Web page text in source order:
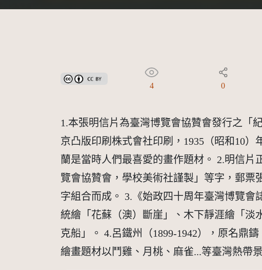
創用CC姓名標示 3.0 台灣及其後版本(CC BY 3.0 TW +)
4 0
1.本張明信片為臺灣博覽會協贊會發行之「
京凸版印刷株式會社印刷，1935（昭和10
蘭是當時人們最喜愛的畫作題材。 2.明信片
覽會協贊會，學校美術社謹製」等字，郵票
字組合而成。 3.《始政四十周年臺灣博覽
統繪「花蘇（澳）斷崖」、木下靜涯繪「淡
克船」。 4.呂鐵州（1899-1942），原名鼎
繪畫題材以鬥雞、月桃、麻雀...等臺灣熱帶